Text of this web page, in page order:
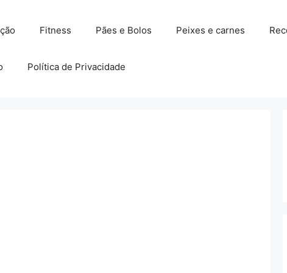
Fitness Pães e Bolos Peixes e carnes
Política de Privacidade